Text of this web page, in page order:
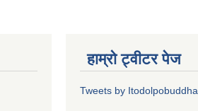
हाम्रो ट्वीटर पेज
Tweets by Itodolpobuddha